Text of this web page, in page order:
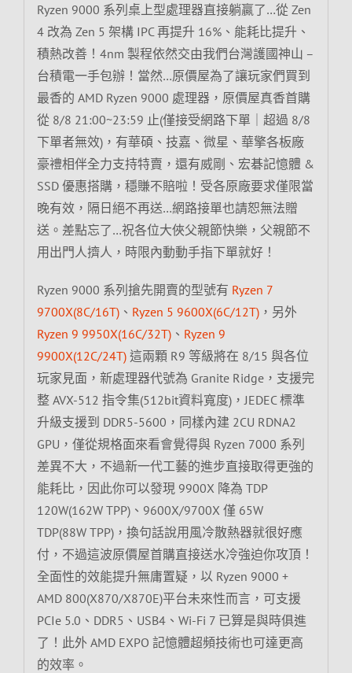
Ryzen 9000 系列桌上型處理器直接躺贏了…從 Zen
4 改為 Zen 5 架構 IPC 再提升 16%、能耗比提升、
積熱改善！4nm 製程依然交由我們台灣護國神山 –
台積電一手包辦！當然…原價屋為了讓玩家們買到
最香的 AMD Ryzen 9000 處理器，原價屋真香首購
從 8/8 21:00~23:59 止(僅接受網路下單｜超過 8/8
下單者無效)，有華碩、技嘉、微星、華擎各板廠
豪禮相伴全力支持特賣，還有威剛、宏碁記憶體 &
SSD 優惠搭購，穩賺不賠啦！受各原廠要求僅限當
晚有效，隔日絕不再送…網路接單也請恕無法贈
送。差點忘了…祝各位大俠父親節快樂，父親節不
用出門人擠人，時限內動動手指下單就好！
Ryzen 9000 系列搶先開賣的型號有 Ryzen 7
9700X(8C/16T)、 Ryzen 5 9600X(6C/12T)，另外
Ryzen 9 9950X(16C/32T)、 Ryzen 9
9900X(12C/24T)這兩顆 R9 等級將在 8/15 與各位
玩家見面，新處理器代號為 Granite Ridge，支援完
整 AVX-512 指令集(512bit資料寬度)，JEDEC 標準
升級支援到 DDR5-5600，同樣內建 2CU RDNA2
GPU，僅從規格面來看會覺得與 Ryzen 7000 系列
差異不大，不過新一代工藝的進步直接取得更強的
能耗比，因此你可以發現 9900X 降為 TDP
120W(162W TPP)、9600X/9700X 僅 65W
TDP(88W TPP)，換句話說用風冷散熱器就很好應
付，不過這波原價屋首購直接送水冷強迫你攻頂！
全面性的效能提升無庸置疑，以 Ryzen 9000 +
AMD 800(X870/X870E)平台未來性而言，可支援
PCIe 5.0、DDR5、USB4、Wi-Fi 7 已算是與時俱進
了！此外 AMD EXPO 記憶體超頻技術也可達更高
的效率。